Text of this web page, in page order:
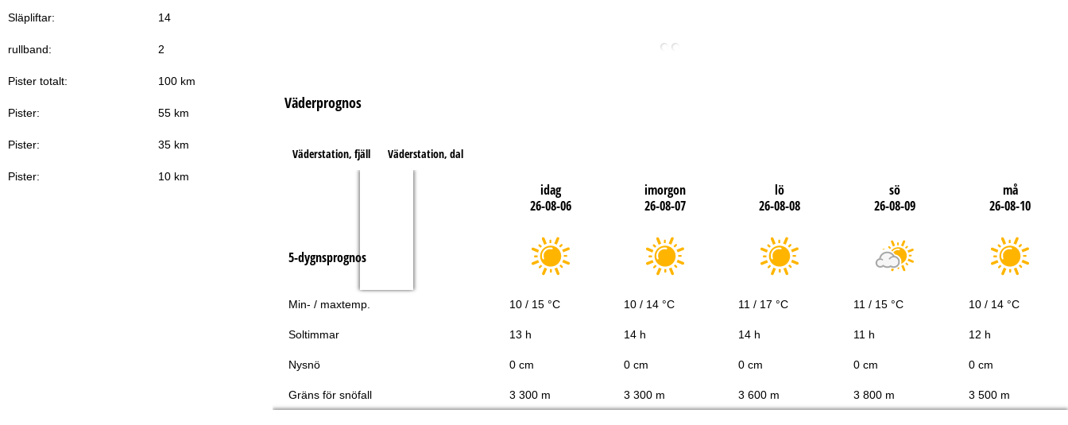
Släpliftar: 14
rullband: 2
Pister totalt: 100 km
Pister: 55 km
Pister: 35 km
Pister: 10 km
Väderprognos
Väderstation, fjäll Väderstation, dal
idag
26-08-06
imorgon
26-08-07
lö
26-08-08
sö
26-08-09
må
26-08-10
5-dygnsprognos
Min- / maxtemp. 10 / 15 °C 10 / 14 °C 11 / 17 °C 11 / 15 °C 10 / 14 °C
Soltimmar 13 h 14 h 14 h 11 h 12 h
Nysnö 0 cm 0 cm 0 cm 0 cm 0 cm
Gräns för snöfall 3 300 m 3 300 m 3 600 m 3 800 m 3 500 m